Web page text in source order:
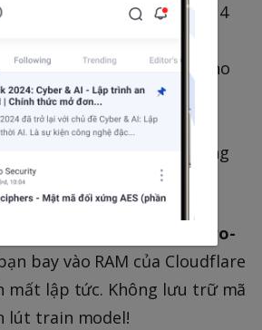
dùng trò cho dùng thử 14
thẻ Credit Card. Bọn mình
AI 100% Free Mãi Mãi
cho
mở. Bọn mình đã tự bỏ
bộ hệ thống Serverless
có thể xài AI xịn mà không
cụ này áp dụng chuẩn
Zero-
bay vào RAM của Cloudflare
mất lập tức. Không lưu trữ mã
lút train model!